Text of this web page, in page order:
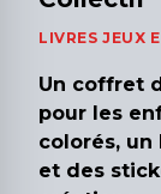
LIVRES JEUX
Un coffret
pour les
colorés,
et des